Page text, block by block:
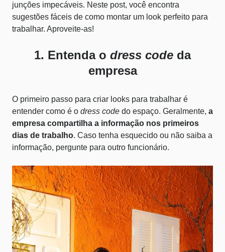
junções impecáveis. Neste post, você encontra
sugestões fáceis de como montar um look perfeito para
trabalhar. Aproveite-as!
1. Entenda o dress code da
empresa
O primeiro passo para criar looks para trabalhar é
entender como é o dress code do espaço. Geralmente, a
empresa compartilha a informação nos primeiros
dias de trabalho. Caso tenha esquecido ou não saiba a
informação, pergunte para outro funcionário.